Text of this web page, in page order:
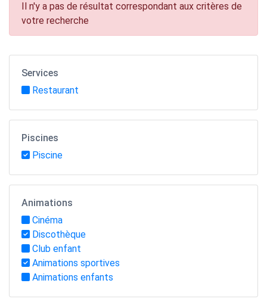
Il n'y a pas de résultat correspondant aux critères de
votre recherche
Services
Restaurant
Piscines
Piscine
Animations
Cinéma
Discothèque
Club enfant
Animations sportives
Animations enfants